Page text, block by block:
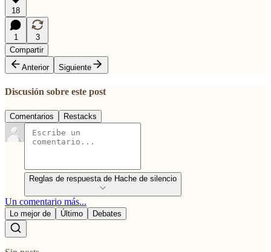
18
1
3
Compartir
Anterior
Siguiente
Discusión sobre este post
Comentarios Restacks
Reglas de respuesta de Hache de silencio
Un comentario más...
Lo mejor de Último Debates